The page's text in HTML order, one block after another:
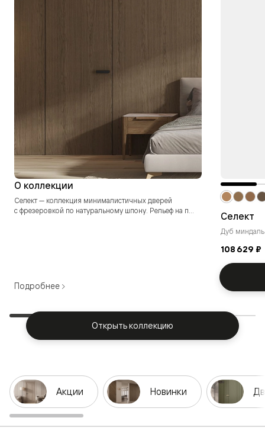
О коллекции
Селект — коллекция минималистичных дверей
с фрезеровкой по натуральному шпону. Рельеф на п...
Подробнее
Селект
Дуб
108 629 ₽
Открыть коллекцию
Акции Новинки